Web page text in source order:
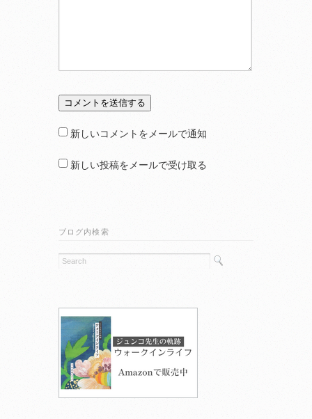
新しいコメントをメールで通知
新しい投稿をメールで受け取る
ブログ内検索